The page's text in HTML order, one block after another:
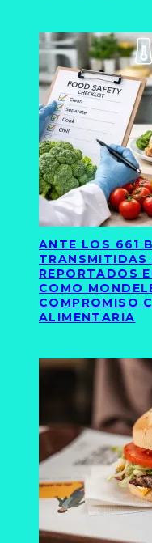
ANTE LOS 661
TRANSMITIDAS
REPORTADOS
COMO
COMPROMISO
ALIMENTARIA